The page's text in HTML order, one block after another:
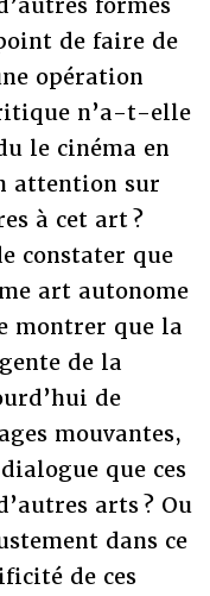
de faire de
opération
n’a-t-elle
le cinéma en
attention sur
à cet art ?
constater que
art autonome
montrer que la
de la
de
mouvantes,
que ces
arts ? Ou
dans ce
de ces